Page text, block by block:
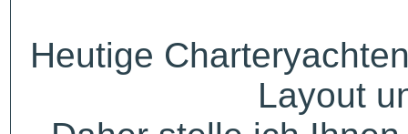
Heutige
Layout